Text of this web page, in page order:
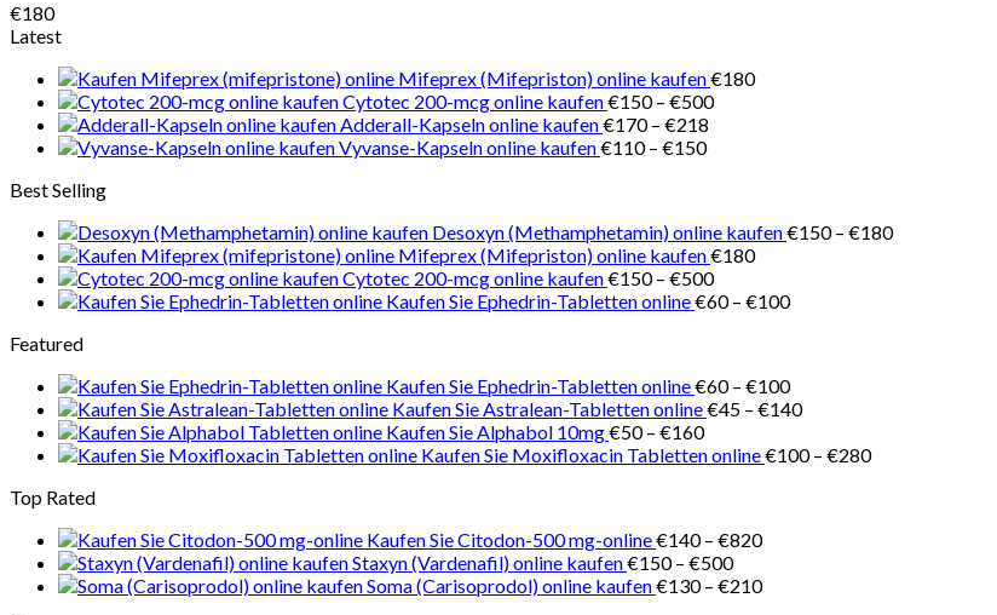
€180
Latest
Mifeprex (Mifepriston) online kaufen€180
Cytotec 200-mcg online kaufen€150 – €500Preisspanne:
Adderall-Kapseln online kaufen€170 – €218
Vyvanse-Kapseln online kaufen€110 – €150Preisspanne:
Best Selling
Desoxyn (Methamphetamin) online kaufen€150 – €180Preisspanne:
Mifeprex (Mifepriston) online kaufen€180
Cytotec 200-mcg online kaufen€150 – €500Preisspanne:
€150
Kaufen Sie Ephedrin-Tabletten online€60 – €100Preisspanne:
Featured
Kaufen Sie Ephedrin-Tabletten online€60 – €100Preisspanne:
€60
€100
Kaufen Sie Astralean-Tabletten online€45 – €140Preisspanne:
bis
Kaufen Sie Alphabol 10mg€50 – €160Preisspanne:
€50
Kaufen Sie Moxifloxacin Tabletten online€100 – €280Preisspanne:
Top Rated
Kaufen Sie Citodon-500 mg-online€140 – €820Preisspanne:
bis
Staxyn (Vardenafil) online kaufen€150 – €500Preisspanne:
€150
Soma (Carisoprodol) online kaufen€130 – €210Preisspanne: